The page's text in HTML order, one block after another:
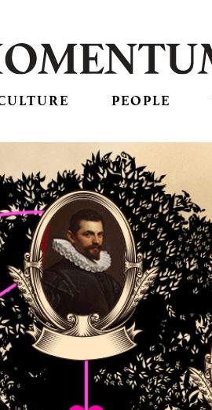
PEOPLE